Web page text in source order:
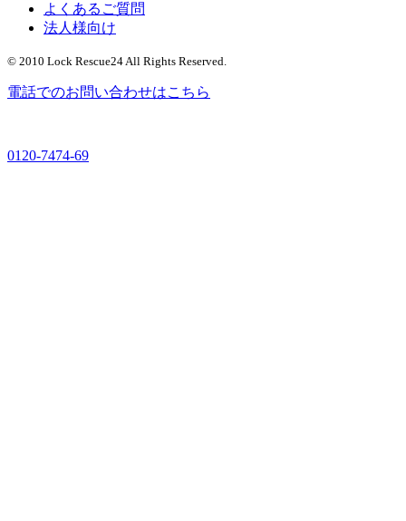
よくあるご質問
法人様向け
© 2010 Lock Rescue24 All Rights Reserved.
電話でのお問い合わせはこちら
0120-7474-69